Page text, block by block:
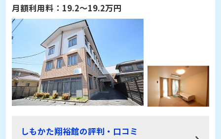
月額利用料： 19.2～19.2万円
しもかた翔裕館の評判・口コミ